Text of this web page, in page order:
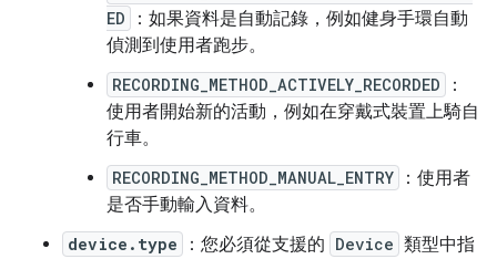
ED
：如果資料是自動記錄，例如健身手環自動
偵測到使用者跑步。
RECORDING_METHOD_ACTIVELY_RECORDED
：
使用者開始新的活動，例如在穿戴式裝置上騎自
行車。
RECORDING_METHOD_MANUAL_ENTRY
：使用者
是否手動輸入資料。
device.type ：您必須從支援的 Device 類型中指